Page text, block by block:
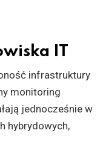
IT
infrastruktury
monitoring
jednocześnie w
hybrydowych,